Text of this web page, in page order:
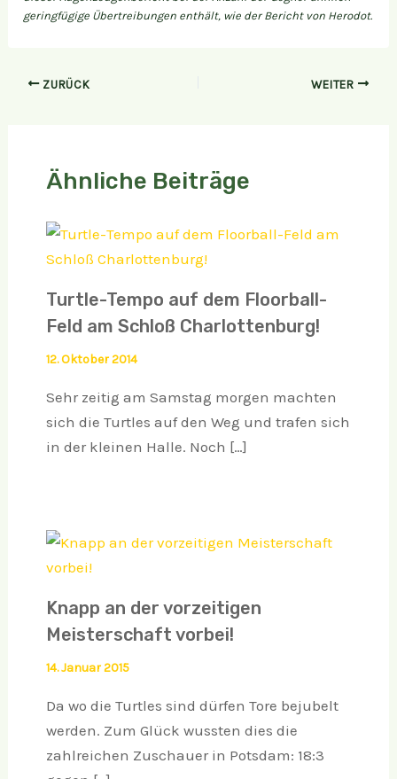
geringfügige Übertreibungen enthält, wie der Bericht von Herodot.
ZURÜCK WEITER
Ähnliche Beiträge
Turtle-Tempo auf dem Floorball-
Feld am Schloß Charlottenburg!
12. Oktober 2014
Sehr zeitig am Samstag morgen machten
sich die Turtles auf den Weg und trafen sich
in der kleinen Halle. Noch […]
Knapp an der vorzeitigen
Meisterschaft vorbei!
14. Januar 2015
Da wo die Turtles sind dürfen Tore bejubelt
werden. Zum Glück wussten dies die
zahlreichen Zuschauer in Potsdam: 18:3